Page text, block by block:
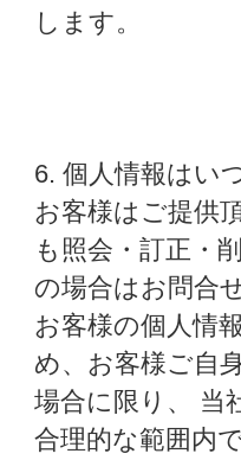
します。
6. 個人情報はい
お客様はご提供
も照会・訂正・
の場合はお問合
お客様の個人情
め、お客様ご自
場合に限り、 当
合理的な範囲内